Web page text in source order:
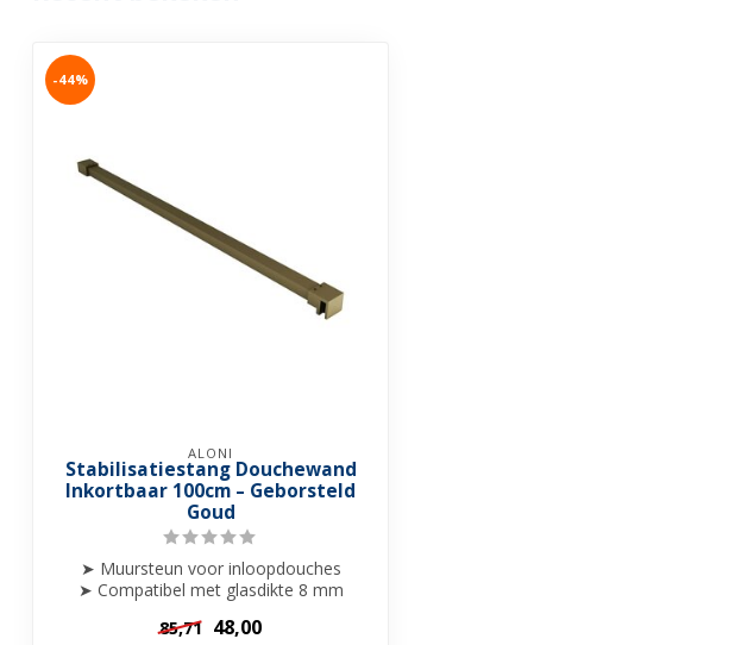
-44%
ALONI
Stabilisatiestang Douchewand
Inkortbaar 100cm – Geborsteld
Goud
➤ Muursteun voor inloopdouches
➤ Compatibel met glasdikte 8 mm
...
85,71 48,00